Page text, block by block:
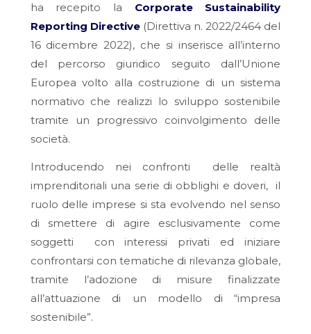
ha recepito la Corporate Sustainability
Reporting Directive(Direttiva n. 2022/2464 del
16 dicembre 2022), che si inserisce all’interno
del percorso giuridico seguito dall’Unione
Europea volto alla costruzione di un sistema
normativo che realizzi lo sviluppo sostenibile
tramite un progressivo coinvolgimento delle
società.
Introducendo nei confronti delle realtà
imprenditoriali una serie di obblighi e doveri, il
ruolo delle imprese si sta evolvendo nel senso
di smettere di agire esclusivamente come
soggetti con interessi privati ed iniziare
confrontarsi con tematiche di rilevanza globale,
tramite l’adozione di misure finalizzate
all’attuazione di un modello di “impresa
sostenibile”.